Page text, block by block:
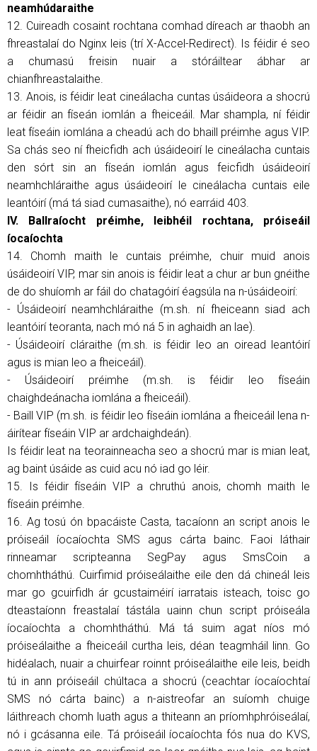
neamhúdaraithe
12. Cuireadh cosaint rochtana comhad díreach ar thaobh an
fhreastalaí do Nginx leis (trí X-Accel-Redirect). Is féidir é seo
a chumasú freisin nuair a stóráiltear ábhar ar
chianfhreastalaithe.
13. Anois, is féidir leat cineálacha cuntas úsáideora a shocrú
ar féidir an físeán iomlán a fheiceáil. Mar shampla, ní féidir
leat físeáin iomlána a cheadú ach do bhaill préimhe agus VIP.
Sa chás seo ní fheicfidh ach úsáideoirí le cineálacha cuntais
den sórt sin an físeán iomlán agus feicfidh úsáideoirí
neamhchláraithe agus úsáideoirí le cineálacha cuntais eile
leantóirí (má tá siad cumasaithe), nó earráid 403.
IV. Ballraíocht préimhe, leibhéil rochtana, próiseáil
íocaíochta
14. Chomh maith le cuntais préimhe, chuir muid anois
úsáideoirí VIP, mar sin anois is féidir leat a chur ar bun gnéithe
de do shuíomh ar fáil do chatagóirí éagsúla na n-úsáideoirí:
- Úsáideoirí neamhchláraithe (m.sh. ní fheiceann siad ach
leantóirí teoranta, nach mó ná 5 in aghaidh an lae).
- Úsáideoirí cláraithe (m.sh. is féidir leo an oiread leantóirí
agus is mian leo a fheiceáil).
- Úsáideoirí préimhe (m.sh. is féidir leo físeáin
chaighdeánacha iomlána a fheiceáil).
- Baill VIP (m.sh. is féidir leo físeáin iomlána a fheiceáil lena n-
áirítear físeáin VIP ar ardchaighdeán).
Is féidir leat na teorainneacha seo a shocrú mar is mian leat,
ag baint úsáide as cuid acu nó iad go léir.
15. Is féidir físeáin VIP a chruthú anois, chomh maith le
físeáin préimhe.
16. Ag tosú ón bpacáiste Casta, tacaíonn an script anois le
próiseáil íocaíochta SMS agus cárta bainc. Faoi láthair
rinneamar scripteanna SegPay agus SmsCoin a
chomhtháthú. Cuirfimid próiseálaithe eile den dá chineál leis
mar go gcuirfidh ár gcustaiméirí iarratais isteach, toisc go
dteastaíonn freastalaí tástála uainn chun script próiseála
íocaíochta a chomhtháthú. Má tá suim agat níos mó
próiseálaithe a fheiceáil curtha leis, déan teagmháil linn. Go
hidéalach, nuair a chuirfear roinnt próiseálaithe eile leis, beidh
tú in ann próiseáil chúltaca a shocrú (ceachtar íocaíochtaí
SMS nó cárta bainc) a n-aistreofar an suíomh chuige
láithreach chomh luath agus a thiteann an príomhphróiseálaí,
nó i gcásanna eile. Tá próiseáil íocaíochta fós nua do KVS,